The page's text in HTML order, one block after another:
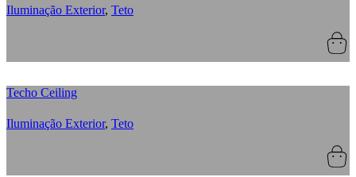
Iluminação Exterior, Teto
Techo Ceiling
Iluminação Exterior, Teto